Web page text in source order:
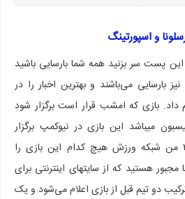
و اسپورتینگ
پست سر بزنید همه شما بارسایی باشید
می‌باشند و بهترین اخبار را در
داد. بازی که امشب قرار است برگزار شود
میباشد این بازی در نیوکمپ برگزار
خواهد شد متاسفانه شبکه ۳ من شبکه ورزش هیچ کدام این بازی را
هستید که از سایتهای اینترنتی برای
دو تیم قبل از بازی اعلام می‌شود و یک